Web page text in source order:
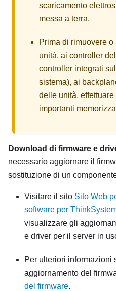
scaricamento
messa a terra.
Prima di rimuovere
unità, ai controller
controller integrati
sistema), ai
delle unità,
importanti
Download di firmware e
necessario aggiornare il
sostituzione di un
Visitare il sito Sito Web
software per
visualizzare gli
e driver per il server in
Per ulteriori informazioni
aggiornamento del
del firmware.